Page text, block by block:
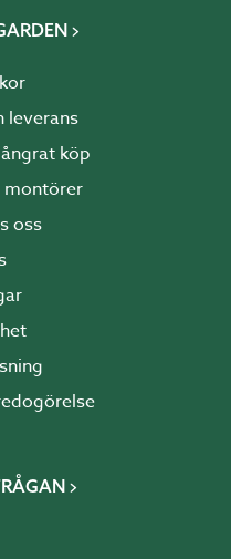
leverans
köp
montörer
oss